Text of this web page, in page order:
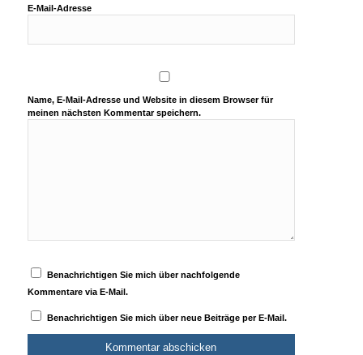
E-Mail-Adresse
Name, E-Mail-Adresse und Website in diesem Browser für
meinen nächsten Kommentar speichern.
Benachrichtigen Sie mich über nachfolgende
Kommentare via E-Mail.
Benachrichtigen Sie mich über neue Beiträge per E-Mail.